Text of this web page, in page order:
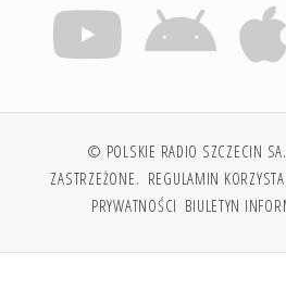
© POLSKIE RADIO SZCZECIN
ZASTRZEŻONE. REGULAMIN
PRYWATNOŚCI BIULETYN